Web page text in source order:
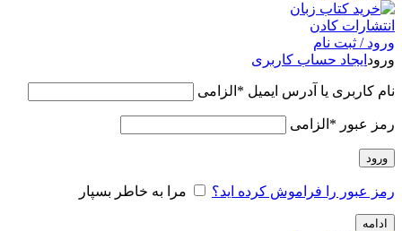
ورود / ثبت نام
ورود ایجاد حساب کاربری
نام کاربری یا آدرس ایمیل * الزامی
رمز عبور * الزامی
ورود
رمز عبور را فراموش کرده اید؟ مرا به خاطر بسپار
ادامه